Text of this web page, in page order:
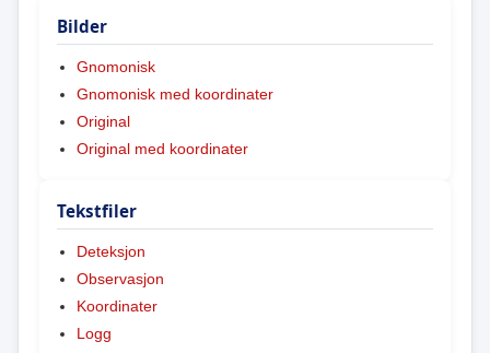
Bilder
Gnomonisk
Gnomonisk med koordinater
Original
Original med koordinater
Tekstfiler
Deteksjon
Observasjon
Koordinater
Logg